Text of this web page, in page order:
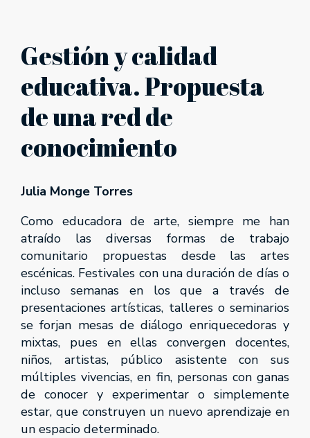
Gestión y calidad
educativa. Propuesta
de una red de
conocimiento
Julia Monge Torres
Como educadora de arte, siempre me han
atraído las diversas formas de trabajo
comunitario propuestas desde las artes
escénicas. Festivales con una duración de días o
incluso semanas en los que a través de
presentaciones artísticas, talleres o seminarios
se forjan mesas de diálogo enriquecedoras y
mixtas, pues en ellas convergen docentes,
niños, artistas, público asistente con sus
múltiples vivencias, en fin, personas con ganas
de conocer y experimentar o simplemente
estar, que construyen un nuevo aprendizaje en
un espacio determinado.